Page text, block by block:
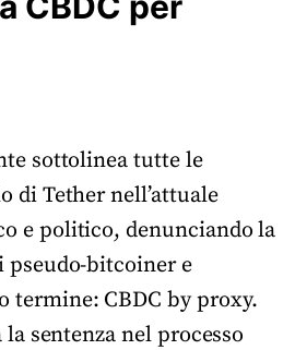
sottolinea tutte le
di Tether nell’attuale
e politico, denunciando la
bitcoiner e
termine: CBDC by proxy.
sentenza nel processo